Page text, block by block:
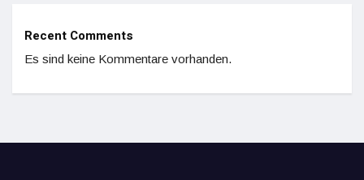
Recent Comments
Es sind keine Kommentare vorhanden.